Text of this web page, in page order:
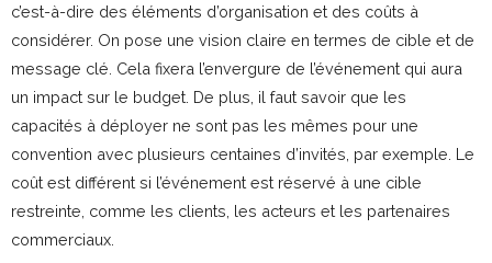
c’est-à-dire des éléments d’organisation et des coûts à
considérer. On pose une vision claire en termes de cible et de
message clé. Cela fixera l’envergure de l’événement qui aura
un impact sur le budget. De plus, il faut savoir que les
capacités à déployer ne sont pas les mêmes pour une
convention avec plusieurs centaines d’invités, par exemple. Le
coût est différent si l’événement est réservé à une cible
restreinte, comme les clients, les acteurs et les partenaires
commerciaux.